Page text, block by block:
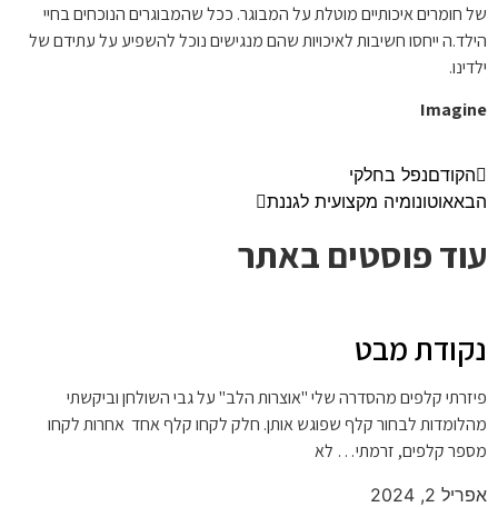
של חומרים איכותיים מוטלת על המבוגר. ככל שהמבוגרים הנוכחים בחיי
הילד.ה ייחסו חשיבות לאיכויות שהם מנגישים נוכל להשפיע על עתידם של
ילדינו.
Imagine
הקודםנפל בחלקי
הבאאוטונומיה מקצועית לגננת
עוד פוסטים באתר
נקודת מבט
פיזרתי קלפים מהסדרה שלי "אוצרות הלב" על גבי השולחן וביקשתי
מהלומדות לבחור קלף שפוגש אותן. חלק לקחו קלף אחד אחרות לקחו
מספר קלפים, זרמתי… לא
אפריל 2, 2024